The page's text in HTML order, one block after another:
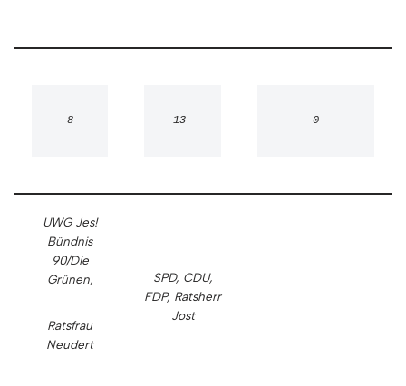
8 13 0
UWG Jes!
Bündnis
90/Die
Grünen,
Ratsfrau
Neudert
SPD, CDU,
FDP, Ratsherr
Jost